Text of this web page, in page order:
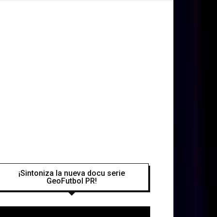
¡Sintoniza la nueva docu serie
GeoFutbol PR!